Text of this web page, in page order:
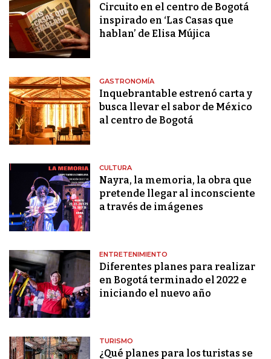
Circuito en el centro de Bogotá
inspirado en ‘Las Casas que
hablan’ de Elisa Mújica
GASTRONOMÍA
Inquebrantable estrenó carta y
busca llevar el sabor de México
al centro de Bogotá
CULTURA
Nayra, la memoria, la obra que
pretende llegar al inconsciente
a través de imágenes
ENTRETENIMIENTO
Diferentes planes para realizar
en Bogotá terminado el 2022 e
iniciando el nuevo año
TURISMO
¿Qué planes para los turistas se